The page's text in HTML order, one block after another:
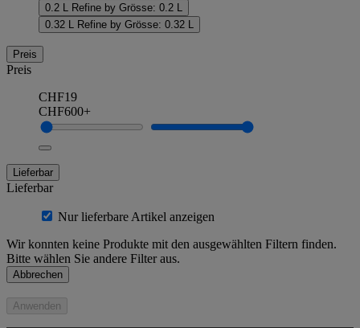
0.2 L
Refine by Grösse: 0.2 L
0.32 L
Refine by Grösse: 0.32 L
Preis
Preis
CHF19
CHF600+
Lieferbar
Lieferbar
Nur lieferbare Artikel anzeigen
Wir konnten keine Produkte mit den ausgewählten Filtern finden.
Bitte wählen Sie andere Filter aus.
Abbrechen
Anwenden